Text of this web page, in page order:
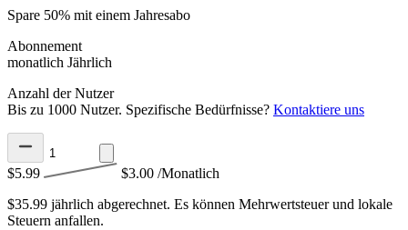
Spare 50% mit einem Jahresabo
Abonnement
monatlich Jährlich
Anzahl der Nutzer
Bis zu 1000 Nutzer. Spezifische Bedürfnisse? Kontaktiere uns
$5.99 $3.00 /Monatlich
$35.99 jährlich abgerechnet. Es können Mehrwertsteuer und lokale
Steuern anfallen.